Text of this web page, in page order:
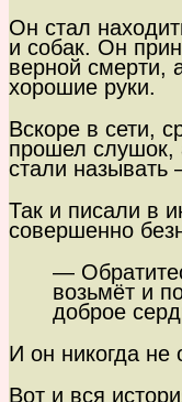
Он стал
и собак. Он
верной смерти,
хорошие руки.
Вскоре в сети,
прошел слушок,
стали называть
Так и писали в
совершенно
—
возьмёт и
доброе
И он никогда не
Вот и вся